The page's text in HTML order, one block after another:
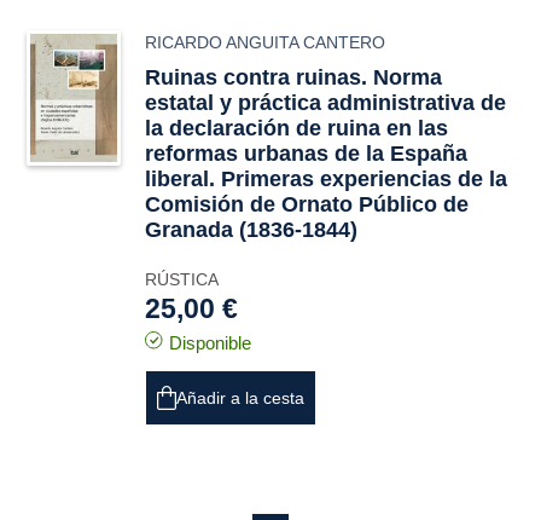
RICARDO ANGUITA CANTERO
Ruinas contra ruinas. Norma
estatal y práctica administrativa de
la declaración de ruina en las
reformas urbanas de la España
liberal. Primeras experiencias de la
Comisión de Ornato Público de
Granada (1836-1844)
RÚSTICA
25,00 €
Disponible
Añadir a la cesta